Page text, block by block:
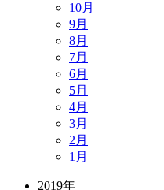
10月
9月
8月
7月
6月
5月
4月
3月
2月
1月
2019年